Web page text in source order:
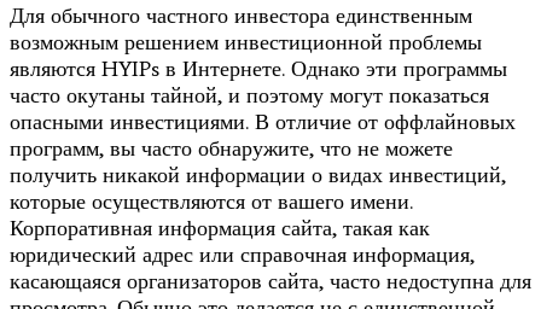
Для обычного частного инвестора единственным
возможным решением инвестиционной проблемы
являются HYIPs в Интернете. Однако эти программы
часто окутаны тайной, и поэтому могут показаться
опасными инвестициями. В отличие от оффлайновых
программ, вы часто обнаружите, что не можете
получить никакой информации о видах инвестиций,
которые осуществляются от вашего имени.
Корпоративная информация сайта, такая как
юридический адрес или справочная информация,
касающаяся организаторов сайта, часто недоступна для